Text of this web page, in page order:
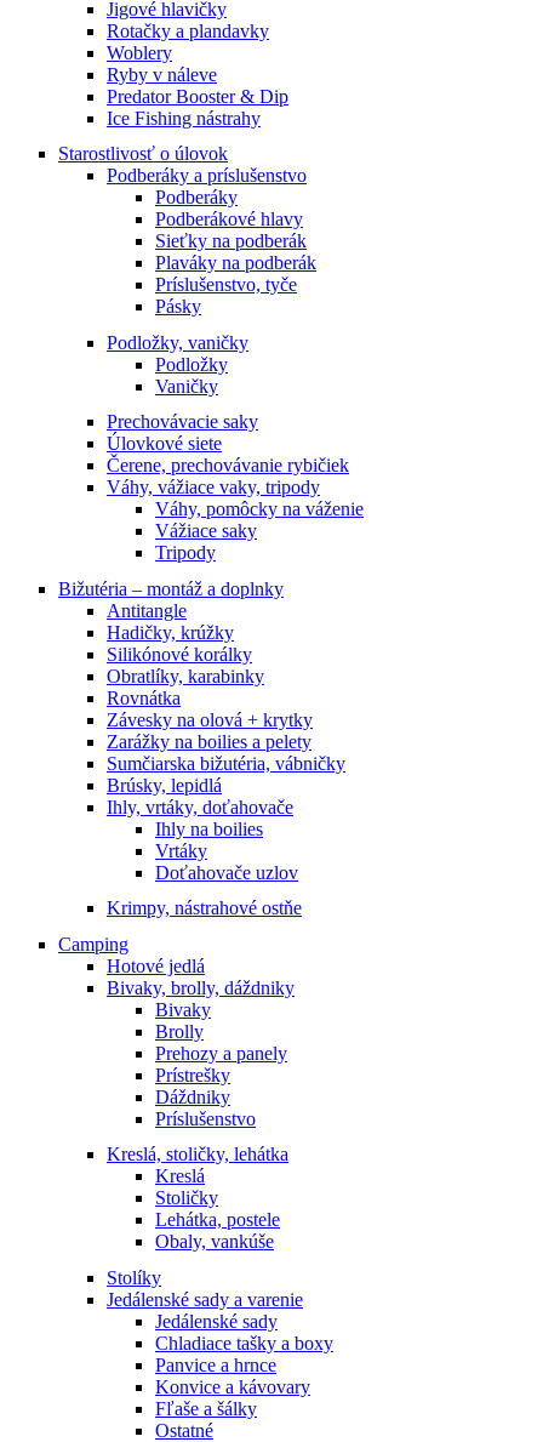
Jigové hlavičky
Rotačky a plandavky
Woblery
Ryby v náleve
Predator Booster & Dip
Ice Fishing nástrahy
Starostlivosť o úlovok
Podberáky a príslušenstvo
Podberáky
Podberákové hlavy
Sieťky na podberák
Plaváky na podberák
Príslušenstvo, tyče
Pásky
Podložky, vaničky
Podložky
Vaničky
Prechovávacie saky
Úlovkové siete
Čerene, prechovávanie rybičiek
Váhy, vážiace vaky, tripody
Váhy, pomôcky na váženie
Vážiace saky
Tripody
Bižutéria – montáž a doplnky
Antitangle
Hadičky, krúžky
Silikónové korálky
Obratlíky, karabinky
Rovnátka
Závesky na olová + krytky
Zarážky na boilies a pelety
Sumčiarska bižutéria, vábničky
Brúsky, lepidlá
Ihly, vrtáky, doťahovače
Ihly na boilies
Vrtáky
Doťahovače uzlov
Krimpy, nástrahové ostňe
Camping
Hotové jedlá
Bivaky, brolly, dáždniky
Bivaky
Brolly
Prehozy a panely
Prístrešky
Dáždniky
Príslušenstvo
Kreslá, stoličky, lehátka
Kreslá
Stoličky
Lehátka, postele
Obaly, vankúše
Stolíky
Jedálenské sady a varenie
Jedálenské sady
Chladiace tašky a boxy
Panvice a hrnce
Konvice a kávovary
Fľaše a šálky
Ostatné